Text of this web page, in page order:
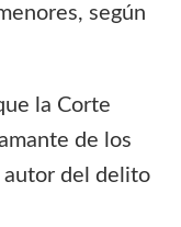
según
la Corte
de los
autor del delito